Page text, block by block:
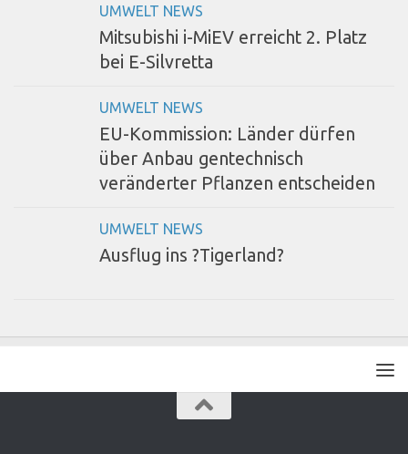
UMWELT NEWS
Mitsubishi i-MiEV erreicht 2. Platz
bei E-Silvretta
UMWELT NEWS
EU-Kommission: Länder dürfen
über Anbau gentechnisch
veränderter Pflanzen entscheiden
UMWELT NEWS
Ausflug ins ?Tigerland?